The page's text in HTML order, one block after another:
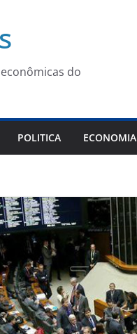
do
POLITICA ECONOMIA